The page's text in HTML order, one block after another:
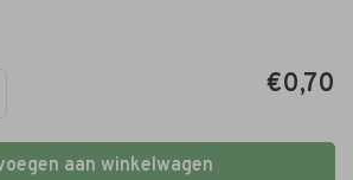
€0,70
aan winkelwagen